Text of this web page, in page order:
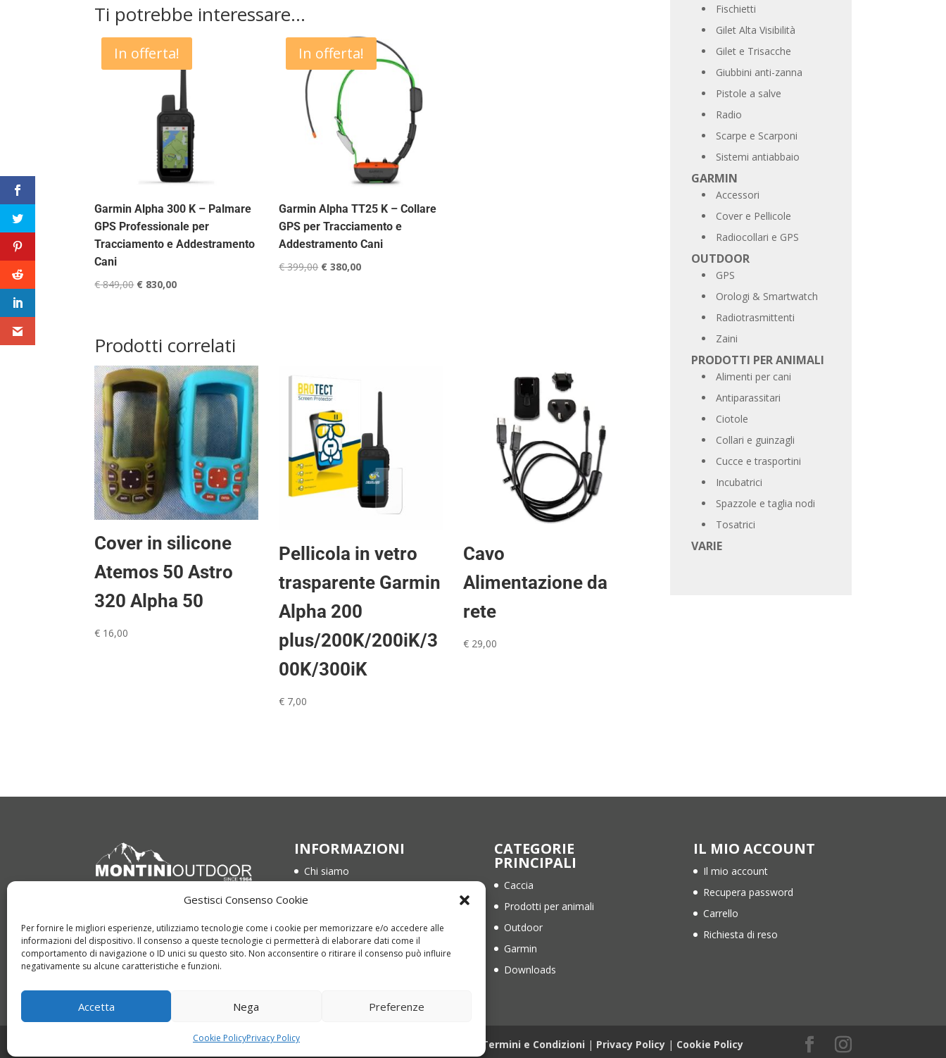
Gestisci Consenso Cookie
Per fornire le migliori esperienze, utilizziamo tecnologie come i cookie per memorizzare e/o accedere alle
informazioni del dispositivo. Il consenso a queste tecnologie ci permetterà di elaborare dati come il
comportamento di navigazione o ID unici su questo sito. Non acconsentire o ritirare il consenso può influire
negativamente su alcune caratteristiche e funzioni.
Accetta Nega Preferenze
Cookie PolicyPrivacy Policy
Ti potrebbe interessare…
In offerta!
Garmin Alpha 300 K – Palmare
GPS Professionale per
Tracciamento e Addestramento
Cani
€849,00 Il
€ 849,00.
€ 830,00Il
€ 830,00.
In offerta!
Garmin Alpha TT25 K – Collare
GPS per Tracciamento e
Addestramento Cani
€399,00 Il
€ 380,00Il
Prodotti correlati
Cover in silicone
Atemos 50 Astro
320 Alpha 50
€ 16,00
Pellicola in vetro
trasparente Garmin
Alpha 200
plus/200K/200iK/3
00K/300iK
€ 7,00
Cavo
Alimentazione da
rete
€ 29,00
Fischietti
Gilet Alta Visibilità
Gilet e Trisacche
Giubbini anti-zanna
Pistole a salve
Radio
Scarpe e Scarponi
Sistemi antiabbaio
GARMIN
Accessori
Cover e Pellicole
Radiocollari e GPS
OUTDOOR
GPS
Orologi & Smartwatch
Radiotrasmittenti
Zaini
PRODOTTI PER ANIMALI
Alimenti per cani
Antiparassitari
Ciotole
Collari e guinzagli
Cucce e trasportini
Incubatrici
Spazzole e taglia nodi
Tosatrici
VARIE
64021 Giulianova (TE)
Tel. 085 800 1959
Whatsapp +39 366 321 1205
INFORMAZIONI
Chi siamo
Privacy Policy
Cookie Policy (EU)
CATEGORIE
PRINCIPALI
Caccia
Prodotti per animali
Outdoor
Garmin
Downloads
IL MIO ACCOUNT
Il mio account
Recupera password
Carrello
Richiesta di reso
Copyright © 2022 montinioutdoor.it | P.IVA 01836840676 | Web Design Termini e Condizioni | Privacy Policy | Cookie Policy